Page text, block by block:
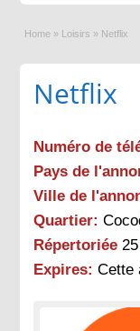
Home » Loisirs » Netflix
Netflix
Numéro de
Pays de
Ville de
Quartier:
Répertoriée
Expires: Cette